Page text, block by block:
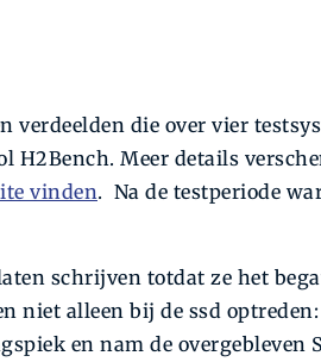
verdeelden die over vier
H2Bench. Meer details
vinden. Na de testperiode
schrijven totdat ze het
niet alleen bij de ssd optreden:
en nam de overgebleven